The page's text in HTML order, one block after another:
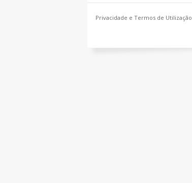
Privacidade e Termos de Utilização